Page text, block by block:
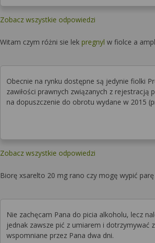
Zobacz wszystkie odpowiedzi
Witam czym różni sie lek pregnyl w fiolce a
Obecnie na rynku dostępne są jedynie fiolki
zawiłości prawnych związanych z
na dopuszczenie do obrotu wydane w 2015
Zobacz wszystkie odpowiedzi
Biorę xsarelto 20 mg rano czy mogę wypić
Nie zachęcam Pana do picia alkoholu, lecz
jednak zawsze pić z umiarem i dotrzymywać
wspomniane przez Pana dwa dni.